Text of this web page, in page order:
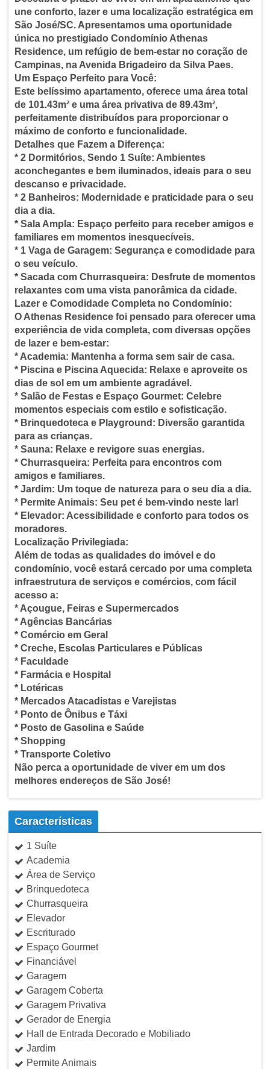
une conforto, lazer e uma localização estratégica em
São José/SC. Apresentamos uma oportunidade
única no prestigiado Condomínio Athenas
Residence, um refúgio de bem-estar no coração de
Campinas, na Avenida Brigadeiro da Silva Paes.
Um Espaço Perfeito para Você:
Este belíssimo apartamento, oferece uma área total
de 101.43m² e uma área privativa de 89.43m²,
perfeitamente distribuídos para proporcionar o
máximo de conforto e funcionalidade.
Detalhes que Fazem a Diferença:
* 2 Dormitórios, Sendo 1 Suíte: Ambientes
aconchegantes e bem iluminados, ideais para o seu
descanso e privacidade.
* 2 Banheiros: Modernidade e praticidade para o seu
dia a dia.
* Sala Ampla: Espaço perfeito para receber amigos e
familiares em momentos inesquecíveis.
* 1 Vaga de Garagem: Segurança e comodidade para
o seu veículo.
* Sacada com Churrasqueira: Desfrute de momentos
relaxantes com uma vista panorâmica da cidade.
Lazer e Comodidade Completa no Condomínio:
O Athenas Residence foi pensado para oferecer uma
experiência de vida completa, com diversas opções
de lazer e bem-estar:
* Academia: Mantenha a forma sem sair de casa.
* Piscina e Piscina Aquecida: Relaxe e aproveite os
dias de sol em um ambiente agradável.
* Salão de Festas e Espaço Gourmet: Celebre
momentos especiais com estilo e sofisticação.
* Brinquedoteca e Playground: Diversão garantida
para as crianças.
* Sauna: Relaxe e revigore suas energias.
* Churrasqueira: Perfeita para encontros com
amigos e familiares.
* Jardim: Um toque de natureza para o seu dia a dia.
* Permite Animais: Seu pet é bem-vindo neste lar!
* Elevador: Acessibilidade e conforto para todos os
moradores.
Localização Privilegiada:
Além de todas as qualidades do imóvel e do
condomínio, você estará cercado por uma completa
infraestrutura de serviços e comércios, com fácil
acesso a:
* Açougue, Feiras e Supermercados
* Agências Bancárias
* Comércio em Geral
* Creche, Escolas Particulares e Públicas
* Faculdade
* Farmácia e Hospital
* Lotéricas
* Mercados Atacadistas e Varejistas
* Ponto de Ônibus e Táxi
* Posto de Gasolina e Saúde
* Shopping
* Transporte Coletivo
Não perca a oportunidade de viver em um dos
melhores endereços de São José!
Características
1 Suíte
Academia
Área de Serviço
Brinquedoteca
Churrasqueira
Elevador
Escriturado
Espaço Gourmet
Financiável
Garagem
Garagem Coberta
Garagem Privativa
Gerador de Energia
Hall de Entrada Decorado e Mobiliado
Jardim
Permite Animais